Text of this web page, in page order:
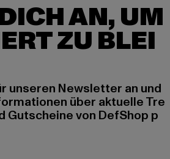
AN, UM
ZU BLEI
unseren Newsletter an und
über aktuelle Tre
Gutscheine von DefShop p